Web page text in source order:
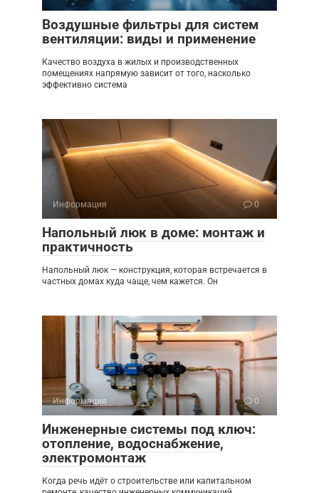
Воздушные фильтры для систем
вентиляции: виды и применение
Качество воздуха в жилых и производственных
помещениях напрямую зависит от того, насколько
эффективно система
Информация 0
Напольный люк в доме: монтаж и
практичность
Напольный люк — конструкция, которая встречается в
частных домах куда чаще, чем кажется. Он
Информация 0
Инженерные системы под ключ:
отопление, водоснабжение,
электромонтаж
Когда речь идёт о строительстве или капитальном